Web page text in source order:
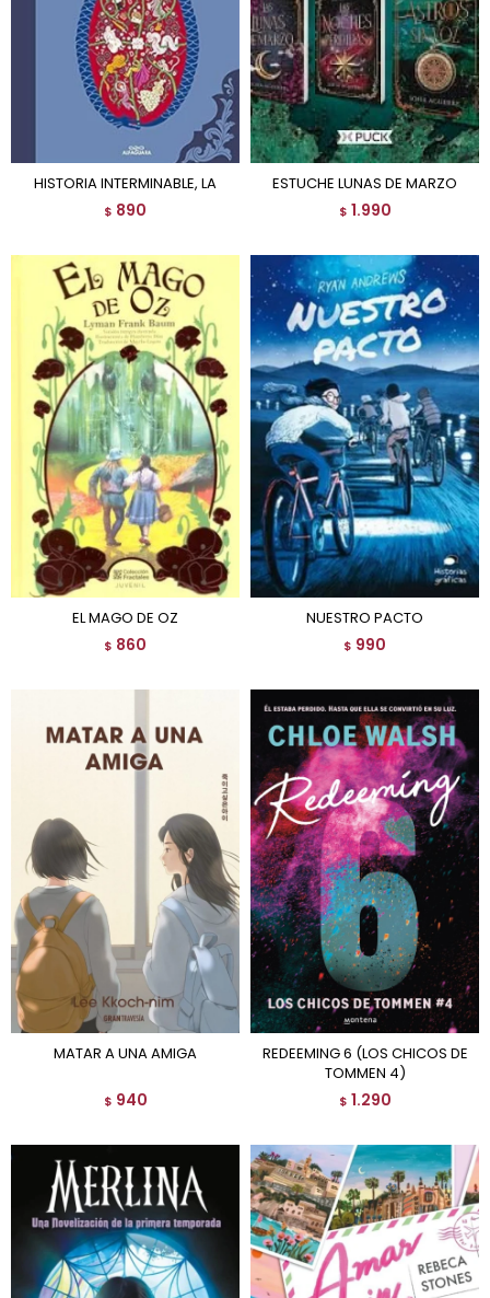
HISTORIA INTERMINABLE, LA
$ 890
ESTUCHE LUNAS DE MARZO
$ 1.990
EL MAGO DE OZ
$ 860
NUESTRO PACTO
$ 990
MATAR A UNA AMIGA
$ 940
REDEEMING 6 (LOS CHICOS DE
TOMMEN 4)
$ 1.290